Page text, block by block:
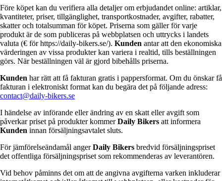
Före köpet kan du verifiera alla detaljer om erbjudandet online: artiklar,
kvantiteter, priser, tillgänglighet, transportkostnader, avgifter, rabatter,
skatter och totalsumman för köpet. Priserna som gäller för varje
produkt är de som publiceras på webbplatsen och uttrycks i landets
valuta (€ för https://daily-bikers.se/). Kunden antar att den ekonomiska
värderingen av vissa produkter kan variera i realtid, tills beställningen
görs. När beställningen väl är gjord bibehålls priserna.
Kunden har rätt att få fakturan gratis i pappersformat. Om du önskar få
fakturan i elektroniskt format kan du begära det på följande adress:
contact@daily-bikers.se
I händelse av införande eller ändring av en skatt eller avgift som
påverkar priset på produkter kommerDaily Bikers att informera
Kunden innan försäljningsavtalet sluts.
För jämförelseändamål angerDaily Bikers bredvid försäljningspriset
det offentliga försäljningspriset som rekommenderas av leverantören.
Vid behov påminns det om att de angivna avgifterna varken inkluderar